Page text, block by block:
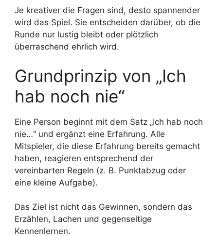
Je kreativer die Fragen sind, desto spannender
wird das Spiel. Sie entscheiden darüber, ob die
Runde nur lustig bleibt oder plötzlich
überraschend ehrlich wird.
Grundprinzip von „Ich
hab noch nie“
Eine Person beginnt mit dem Satz „Ich hab noch
nie…“ und ergänzt eine Erfahrung. Alle
Mitspieler, die diese Erfahrung bereits gemacht
haben, reagieren entsprechend der
vereinbarten Regeln (z. B. Punktabzug oder
eine kleine Aufgabe).
Das Ziel ist nicht das Gewinnen, sondern das
Erzählen, Lachen und gegenseitige
Kennenlernen.